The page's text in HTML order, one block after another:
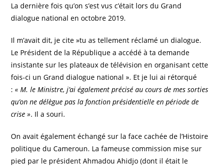
La dernière fois qu’on s’est vus c’était lors du Grand
dialogue national en octobre 2019.
Il m’avait dit, je cite »tu as tellement réclamé un dialogue.
Le Président de la République a accédé à ta demande
insistante sur les plateaux de télévision en organisant cette
fois-ci un Grand dialogue national ». Et je lui ai rétorqué
:« M. le Ministre, j’ai également précisé au cours de mes sorties
qu’on ne délègue pas la fonction présidentielle en période de
crise ». Il a souri.
On avait également échangé sur la face cachée de l’Histoire
politique du Cameroun. La fameuse commission mise sur
pied par le président Ahmadou Ahidjo (dont il était le